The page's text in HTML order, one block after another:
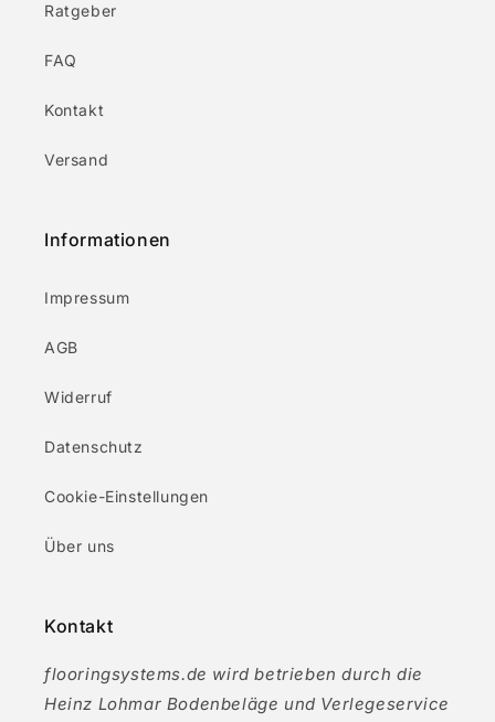
Ratgeber
FAQ
Kontakt
Versand
Informationen
Impressum
AGB
Widerruf
Datenschutz
Cookie-Einstellungen
Über uns
Kontakt
flooringsystems.de wird betrieben durch die
Heinz Lohmar Bodenbeläge und Verlegeservice